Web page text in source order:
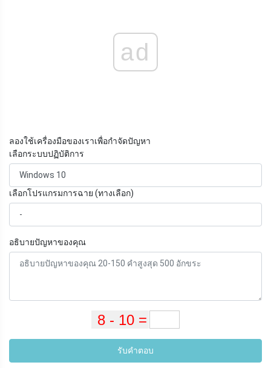
ad
ลองใช้เครื่องมือของเราเพื่อกำจัดปัญหา
เลือกระบบปฏิบัติการ
เลือกโปรแกรมการฉาย (ทางเลือก)
อธิบายปัญหาของคุณ
รับคำตอบ